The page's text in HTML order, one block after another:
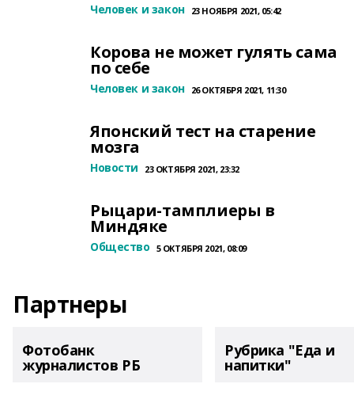
Человек и закон 23 НОЯБРЯ 2021, 05:42
Корова не может гулять сама
по себе
Человек и закон 26 ОКТЯБРЯ 2021, 11:30
Японский тест на старение
мозга
Новости 23 ОКТЯБРЯ 2021, 23:32
Рыцари-тамплиеры в
Миндяке
Общество 5 ОКТЯБРЯ 2021, 08:09
Партнеры
Фотобанк
журналистов РБ
Рубрика "Еда и
напитки"